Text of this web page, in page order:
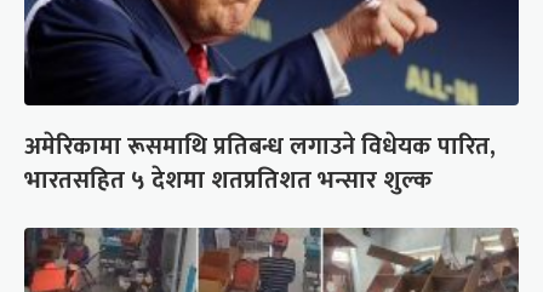
अमेरिकामा रूसमाथि प्रतिबन्ध लगाउने विधेयक पारित,
भारतसहित ५ देशमा शतप्रतिशत भन्सार शुल्क